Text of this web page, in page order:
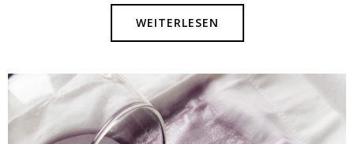
WEITERLESEN